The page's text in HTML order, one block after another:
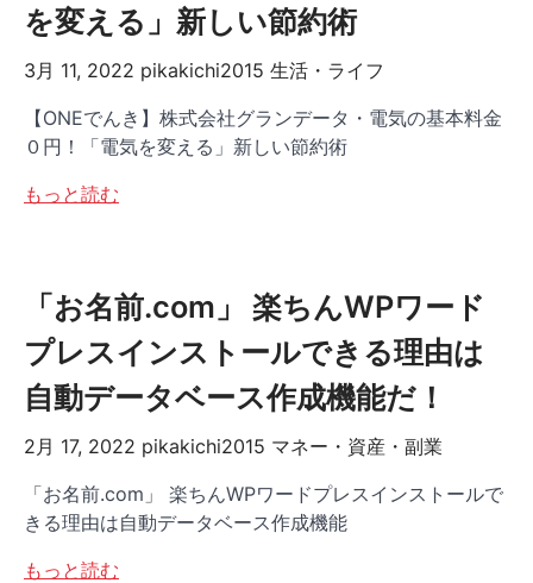
を変える」新しい節約術
3月 11, 2022 pikakichi2015 生活・ライフ
【ONEでんき】株式会社グランデータ・電気の基本料金
０円！「電気を変える」新しい節約術
もっと読む
「お名前.com」 楽ちんWPワード
プレスインストールできる理由は
自動データベース作成機能だ！
2月 17, 2022 pikakichi2015 マネー・資産・副業
「お名前.com」 楽ちんWPワードプレスインストールで
きる理由は自動データベース作成機能
もっと読む